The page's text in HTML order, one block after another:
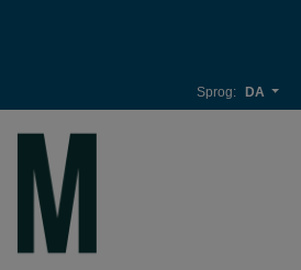
Sprog: DA